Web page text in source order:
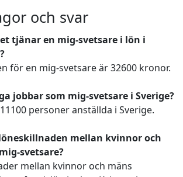
och svar
tjänar en mig-svetsare i lön i
för en mig-svetsare är 32600 kronor.
jobbar som mig-svetsare i Sverige?
personer anställda i Sverige.
mellan kvinnor och
svetsare?
mellan kvinnor och mäns